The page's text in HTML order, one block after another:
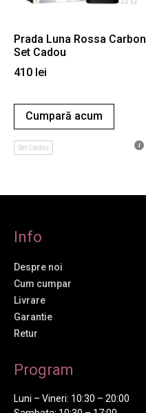
Prada Luna Rossa Carbon
Set Cadou
410 lei
Cumpară acum
Set Cadou
Info
Despre noi
Cum cumpar
Livrare
Garantie
Retur
Program
Luni – Vineri: 10:30 – 20:00